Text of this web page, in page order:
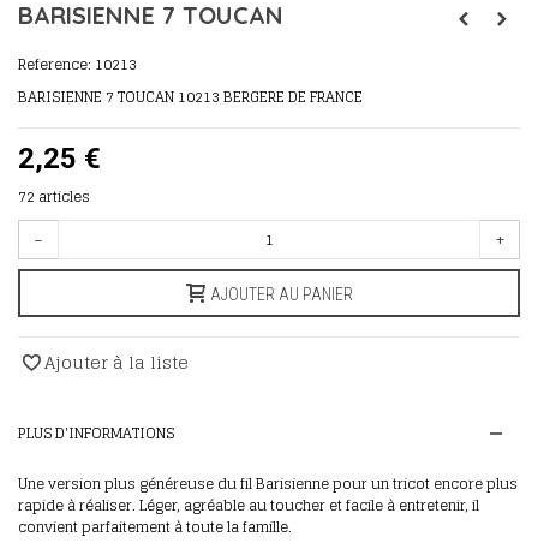
BARISIENNE 7 TOUCAN
Reference: 10213
BARISIENNE 7 TOUCAN 10213 BERGERE DE FRANCE
2,25 €
72 articles
- +
AJOUTER AU PANIER
Ajouter à la liste
PLUS D'INFORMATIONS
Une version plus généreuse du fil Barisienne pour un tricot encore plus
rapide à réaliser. Léger, agréable au toucher et facile à entretenir, il
convient parfaitement à toute la famille.